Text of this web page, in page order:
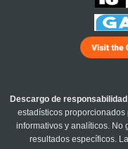
Descargo de responsabilidad
estadísticos proporcionados
informativos y analíticos. No
resultados específicos.